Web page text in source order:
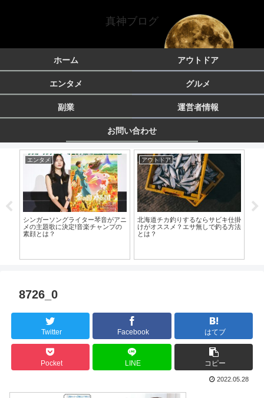
真神ブログ
ホーム アウトドア
エンタメ グルメ
副業 運営者情報
お問い合わせ
エンタメ
シンガーソングライター琴音がアニ
メの主題歌に決定!音楽チャンプの
素顔とは？
アウトドア
北海道チカ釣りするならサビキ仕掛
けがオススメ？エサ無しで釣る方法
とは？
8726_0
Twitter Facebook はてブ
Pocket LINE コピー
2022.05.28